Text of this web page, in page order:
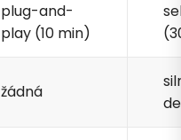
plug-and-
play (10 min)
žádná